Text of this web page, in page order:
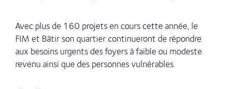
Avec plus de 160 projets en cours cette année, le
FIM et Bâtir son quartier continueront de répondre
aux besoins urgents des foyers à faible ou modeste
revenu ainsi que des personnes vulnérables.